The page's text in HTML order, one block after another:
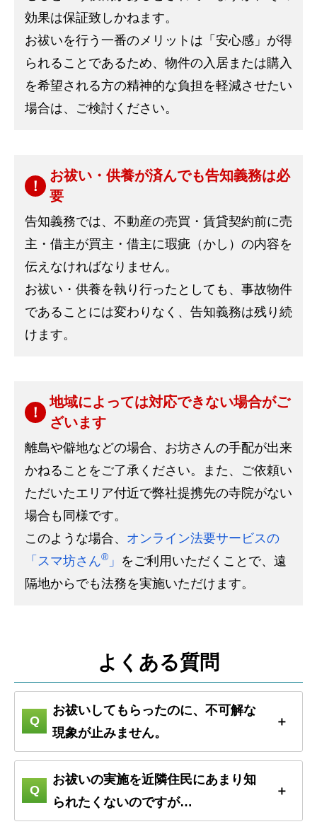
効果は保証致しかねます。
お祓いを行う一番のメリットは「安心感」が得
られることであるため、物件の入居または購入
を希望される方の精神的な負担を軽減させたい
場合は、ご検討ください。
お祓い・供養が済んでも告知義務は必
要
告知義務では、不動産の売買・賃貸契約前に売
主・借主が買主・借主に瑕疵（かし）の内容を
伝えなければなりません。
お祓い・供養を執り行ったとしても、事故物件
であることには変わりなく、告知義務は残り続
けます。
地域によっては対応できない場合がご
ざいます
離島や僻地などの場合、お坊さんの手配が出来
かねることをご了承ください。また、ご依頼い
ただいたエリア付近で弊社提携先の寺院がない
場合も同様です。
このような場合、 オンライン法要サービスの
「スマ坊さん® 」 をご利用いただくことで、遠
隔地からでも法務を実施いただけます。
よくある質問
お祓いしてもらったのに、不可解な
現象が止みません。
お祓いの実施を近隣住民にあまり知
られたくないのですが…